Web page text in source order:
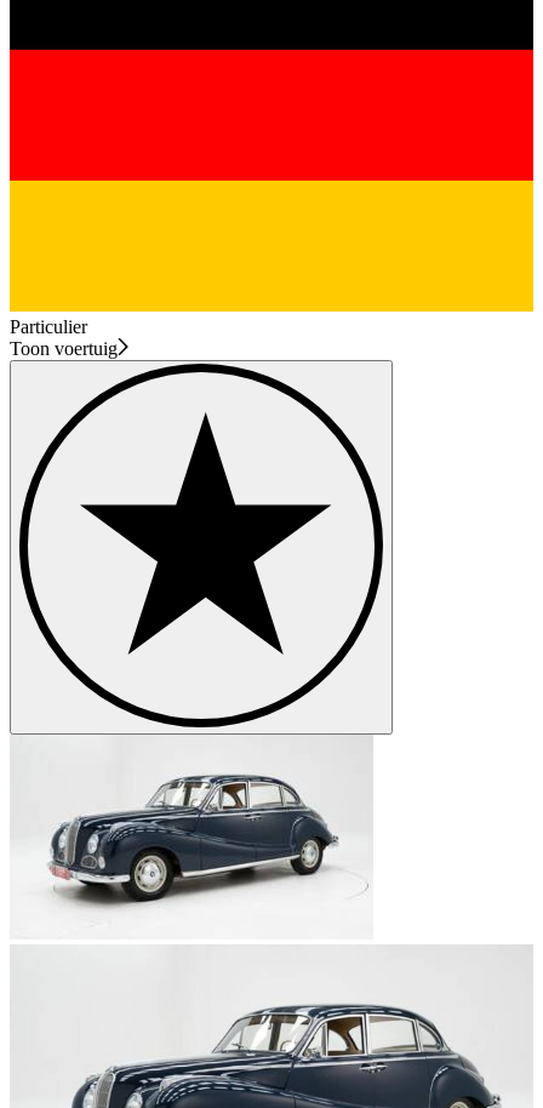
Particulier
Toon voertuig